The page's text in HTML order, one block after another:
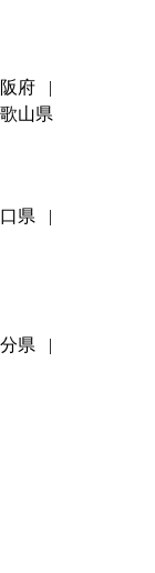
府
山県
県
県